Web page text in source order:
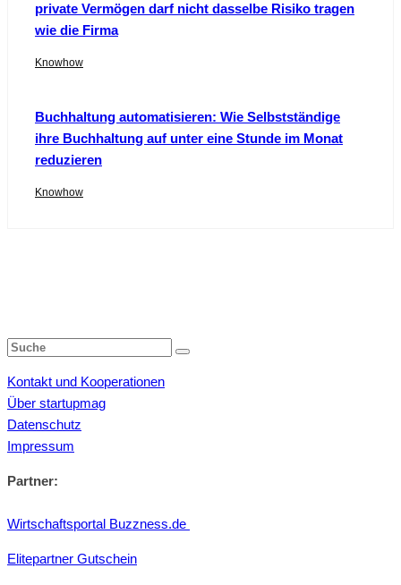
private Vermögen darf nicht dasselbe Risiko tragen
wie die Firma
Knowhow
Buchhaltung automatisieren: Wie Selbstständige
ihre Buchhaltung auf unter eine Stunde im Monat
reduzieren
Knowhow
Kontakt und Kooperationen
Über startupmag
Datenschutz
Impressum
Partner:
Wirtschaftsportal Buzzness.de
Elitepartner Gutschein